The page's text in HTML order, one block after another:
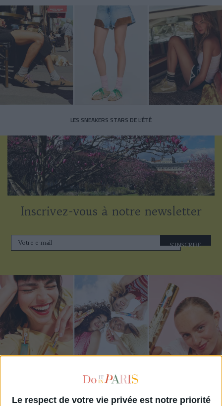
Le respect de votre vie privée est notre priorité
LES SNEAKERS STARS DE L’ÉTÉ
Inscrivez-vous à notre newsletter
S'INSCRIRE